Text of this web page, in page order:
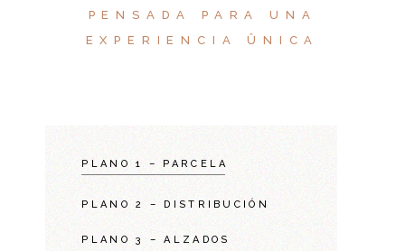
PENSADA PARA UNA
EXPERIENCIA ÛNICA
PLANO 1 – PARCELA
PLANO 2 – DISTRIBUCIÓN
PLANO 3 – ALZADOS